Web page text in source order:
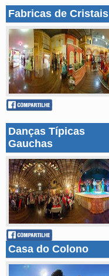
Fabricas de Cristais
Danças Típicas
Gauchas
Casa do Colono